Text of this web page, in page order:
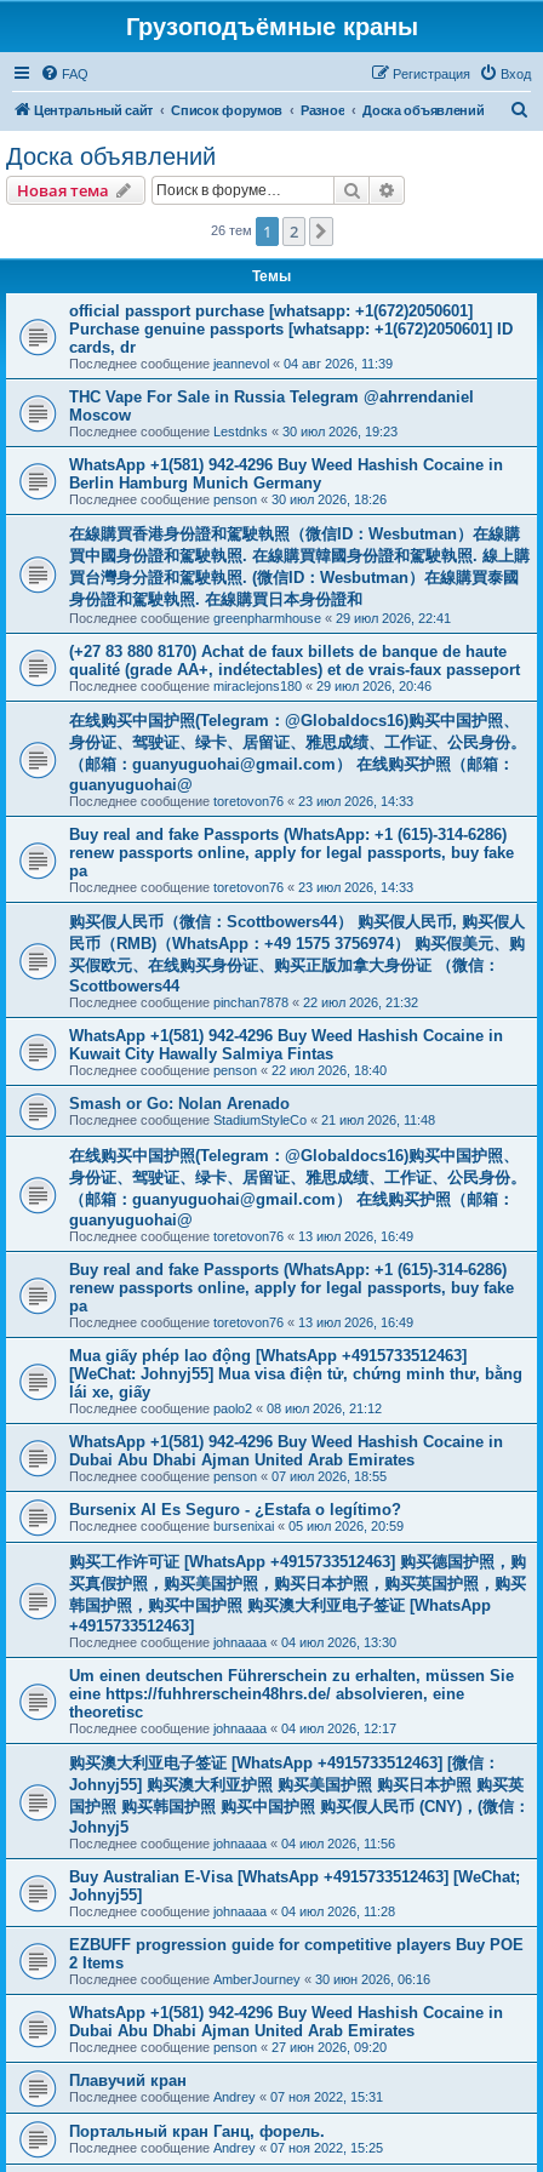
Грузоподъёмные краны
FAQ Вход
Регистрация
Центральный сайт Список форумов Разное Доска объявлений
Доска объявлений
Новая тема Поиск
26 тем 1 2
Темы
official passport purchase [whatsapp: +1(672)2050601]
Purchase genuine passports [whatsapp: +1(672)2050601] ID
cards, dr
Последнее сообщение jeannevol « 04 авг 2026, 11:39
THC Vape For Sale in Russia Telegram @ahrrendaniel
Moscow
Последнее сообщение Lestdnks « 30 июл 2026, 19:23
WhatsApp +1(581) 942-4296 Buy Weed Hashish Cocaine in
Berlin Hamburg Munich Germany
Последнее сообщение penson « 30 июл 2026, 18:26
在線購買香港身份證和駕駛執照（微信ID：Wesbutman）在線購
買中國身份證和駕駛執照. 在線購買韓國身份證和駕駛執照. 線上購
買台灣身分證和駕駛執照. (微信ID：Wesbutman）在線購買泰國
身份證和駕駛執照. 在線購買日本身份證和
Последнее сообщение greenpharmhouse « 29 июл 2026, 22:41
(+27 83 880 8170) Achat de faux billets de banque de haute
qualité (grade AA+, indétectables) et de vrais-faux passeport
Последнее сообщение miraclejons180 « 29 июл 2026, 20:46
在线购买中国护照(Telegram：@Globaldocs16)购买中国护照、
身份证、驾驶证、绿卡、居留证、雅思成绩、工作证、公民身份。
（邮箱： guanyuguohai@gmail.com ） 在线购买护照（邮箱：
guanyuguohai@
Последнее сообщение toretovon76 « 23 июл 2026, 14:33
Buy real and fake Passports (WhatsApp: +1 (615)-314-6286)
renew passports online, apply for legal passports, buy fake
pa
Последнее сообщение toretovon76 « 23 июл 2026, 14:33
购买假人民币（微信：Scottbowers44） 购买假人民币, 购买假人
民币（RMB)（WhatsApp：+49 1575 3756974） 购买假美元、购
买假欧元、在线购买身份证、购买正版加拿大身份证 （微信：
Scottbowers44
Последнее сообщение pinchan7878 « 22 июл 2026, 21:32
WhatsApp +1(581) 942-4296 Buy Weed Hashish Cocaine in
Kuwait City Hawally Salmiya Fintas
Последнее сообщение penson « 22 июл 2026, 18:40
Smash or Go: Nolan Arenado
Последнее сообщение StadiumStyleCo « 21 июл 2026, 11:48
在线购买中国护照(Telegram：@Globaldocs16)购买中国护照、
身份证、驾驶证、绿卡、居留证、雅思成绩、工作证、公民身份。
（邮箱： guanyuguohai@gmail.com ） 在线购买护照（邮箱：
guanyuguohai@
Последнее сообщение toretovon76 « 13 июл 2026, 16:49
Buy real and fake Passports (WhatsApp: +1 (615)-314-6286)
renew passports online, apply for legal passports, buy fake
pa
Последнее сообщение toretovon76 « 13 июл 2026, 16:49
Mua giấy phép lao động [WhatsApp +4915733512463]
[WeChat: Johnyj55] Mua visa điện tử, chứng minh thư, bằng
lái xe, giấy
Последнее сообщение paolo2 « 08 июл 2026, 21:12
WhatsApp +1(581) 942-4296 Buy Weed Hashish Cocaine in
Dubai Abu Dhabi Ajman United Arab Emirates
Последнее сообщение penson « 07 июл 2026, 18:55
Bursenix AI Es Seguro - ¿Estafa o legítimo?
Последнее сообщение bursenixai « 05 июл 2026, 20:59
购买工作许可证 [WhatsApp +4915733512463] 购买德国护照，购
买真假护照，购买美国护照，购买日本护照，购买英国护照，购买
韩国护照，购买中国护照 购买澳大利亚电子签证 [WhatsApp
+4915733512463]
Последнее сообщение johnaaaa « 04 июл 2026, 13:30
Um einen deutschen Führerschein zu erhalten, müssen Sie
eine https://fuhhrerschein48hrs.de/ absolvieren, eine
theoretisc
Последнее сообщение johnaaaa « 04 июл 2026, 12:17
购买澳大利亚电子签证 [WhatsApp +4915733512463] [微信：
Johnyj55] 购买澳大利亚护照 购买美国护照 购买日本护照 购买英
国护照 购买韩国护照 购买中国护照 购买假人民币 (CNY)，(微信：
Johnyj5
Последнее сообщение johnaaaa « 04 июл 2026, 11:56
Buy Australian E-Visa [WhatsApp +4915733512463] [WeChat;
Johnyj55]
Последнее сообщение johnaaaa « 04 июл 2026, 11:28
EZBUFF progression guide for competitive players Buy POE
2 Items
Последнее сообщение AmberJourney « 30 июн 2026, 06:16
WhatsApp +1(581) 942-4296 Buy Weed Hashish Cocaine in
Dubai Abu Dhabi Ajman United Arab Emirates
Последнее сообщение penson « 27 июн 2026, 09:20
Плавучий кран
Последнее сообщение Andrey « 07 ноя 2022, 15:31
Портальный кран Ганц, форель.
Последнее сообщение Andrey « 07 ноя 2022, 15:25